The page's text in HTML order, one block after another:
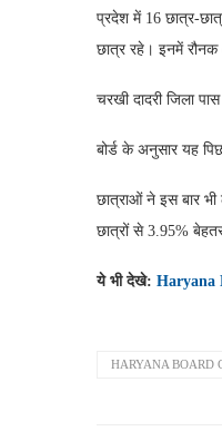
प्रदेश में 16 छात्र-
छात्र रहे। इनमें
चरखी दादरी जिला
बोर्ड के अनुसार यह
छात्राओं ने इस बार
छात्रों से 3.95% बेहतर
ये भी देखे: Haryana
HARYANA BOARD